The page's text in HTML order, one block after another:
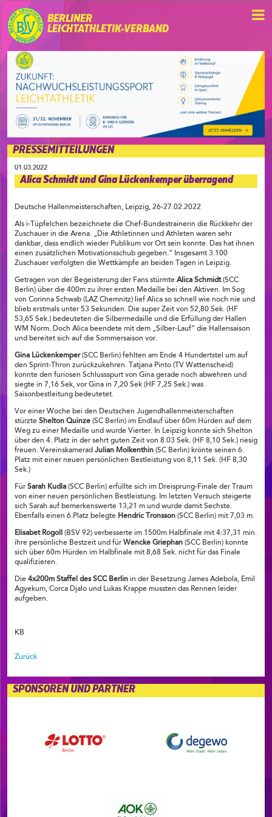
BERLINER
LEICHTATHLETIK-VERBAND
PRESSEMITTEILUNGEN
01.03.2022
Alica Schmidt und Gina Lückenkemper überragend
Deutsche Hallenmeisterschaften, Leipzig, 26-27.02.2022
Als i-Tüpfelchen bezeichnete die Chef-Bundestrainerin die Rückkehr der
Zuschauer in die Arena. „Die Athletinnen und Athleten waren sehr
dankbar, dass endlich wieder Publikum vor Ort sein konnte. Das hat ihnen
einen zusätzlichen Motivationsschub gegeben.“ Insgesamt 3.100
Zuschauer verfolgten die Wettkämpfe an beiden Tagen in Leipzig.
Getragen von der Begeisterung der Fans stürmte Alica Schmidt(SCC
Berlin) über die 400m zu ihrer ersten Medaille bei den Aktiven. Im Sog
von Corinna Schwab (LAZ Chemnitz) lief Alica so schnell wie noch nie und
blieb erstmals unter 53 Sekunden. Die super Zeit von 52,80 Sek. (HF
53,65 Sek.) bedeuteten die Silbermedaille und die Erfüllung der Hallen
WM Norm. Doch Alica beendete mit dem „Silber-Lauf“ die Hallensaison
und bereitet sich auf die Sommersaison vor.
Gina Lückenkemper(SCC Berlin) fehlten am Ende 4 Hundertstel um auf
den Sprint-Thron zurückzukehren. Tatjana Pinto (TV Wattenscheid)
konnte den furiosen Schlussspurt von Gina gerade noch abwehren und
siegte in 7,16 Sek, vor Gina in 7,20 Sek (HF 7,25 Sek.) was
Saisonbestleitung bedeutetet.
Vor einer Woche bei den Deutschen Jugendhallenmeisterschaften
stürzte Shelton Quinze (SC Berlin) im Endlauf über 60m Hürden auf dem
Weg zu einer Medaille und wurde Vierter. In Leipzig konnte sich Shelton
über den 4. Platz in der sehrt guten Zeit von 8.03 Sek. (HF 8,10 Sek.) riesig
freuen. Vereinskamerad Julian Molkenthin (SC Berlin) krönte seinen 6.
Platz mit einer neuen persönlichen Bestleistung von 8,11 Sek. (HF 8,30
Sek.)
Für Sarah Kudla (SCC Berlin) erfüllte sich im Dreisprung-Finale der Traum
von einer neuen persönlichen Bestleistung. Im letzten Versuch steigerte
sich Sarah auf bemerkenswerte 13,21 m und wurde damit Sechste.
Ebenfalls einen 6.Platz belegte Hendric Tronsson (SCC Berlin) mit 7,03 m.
Elisabet Rogoll
(BSV 92) verbesserte im 1500m Halbfinale mit 4:37,31 min.
ihre persönliche Bestzeit und für Wencke Griephan (SCC Berlin) konnte
sich über 60m Hürden im Halbfinale mit 8,68 Sek. nicht für das Finale
qualifizieren.
Die 4x200m Staffel des SCC Berlin in der Besetzung James Adebola, Emil
Agyekum, Corca Djalo und Lukas Krappe mussten das Rennen leider
aufgeben.
KB
Zurück
SPONSOREN UND PARTNER